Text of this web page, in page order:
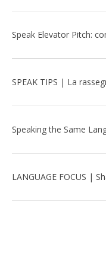
LANGUAGE FOCUS |